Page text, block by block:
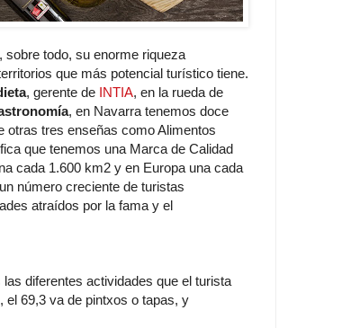
todo, su enorme riqueza
que más potencial turístico tiene.
, gerente de INTIA, en la rueda de
, en Navarra tenemos doce
otras tres enseñas como Alimentos
que tenemos una Marca de Calidad
cada 1.600 km2 y en Europa una cada
número creciente de turistas
atraídos por la fama y el
diferentes actividades que el turista
el 69,3 va de pintxos o tapas, y